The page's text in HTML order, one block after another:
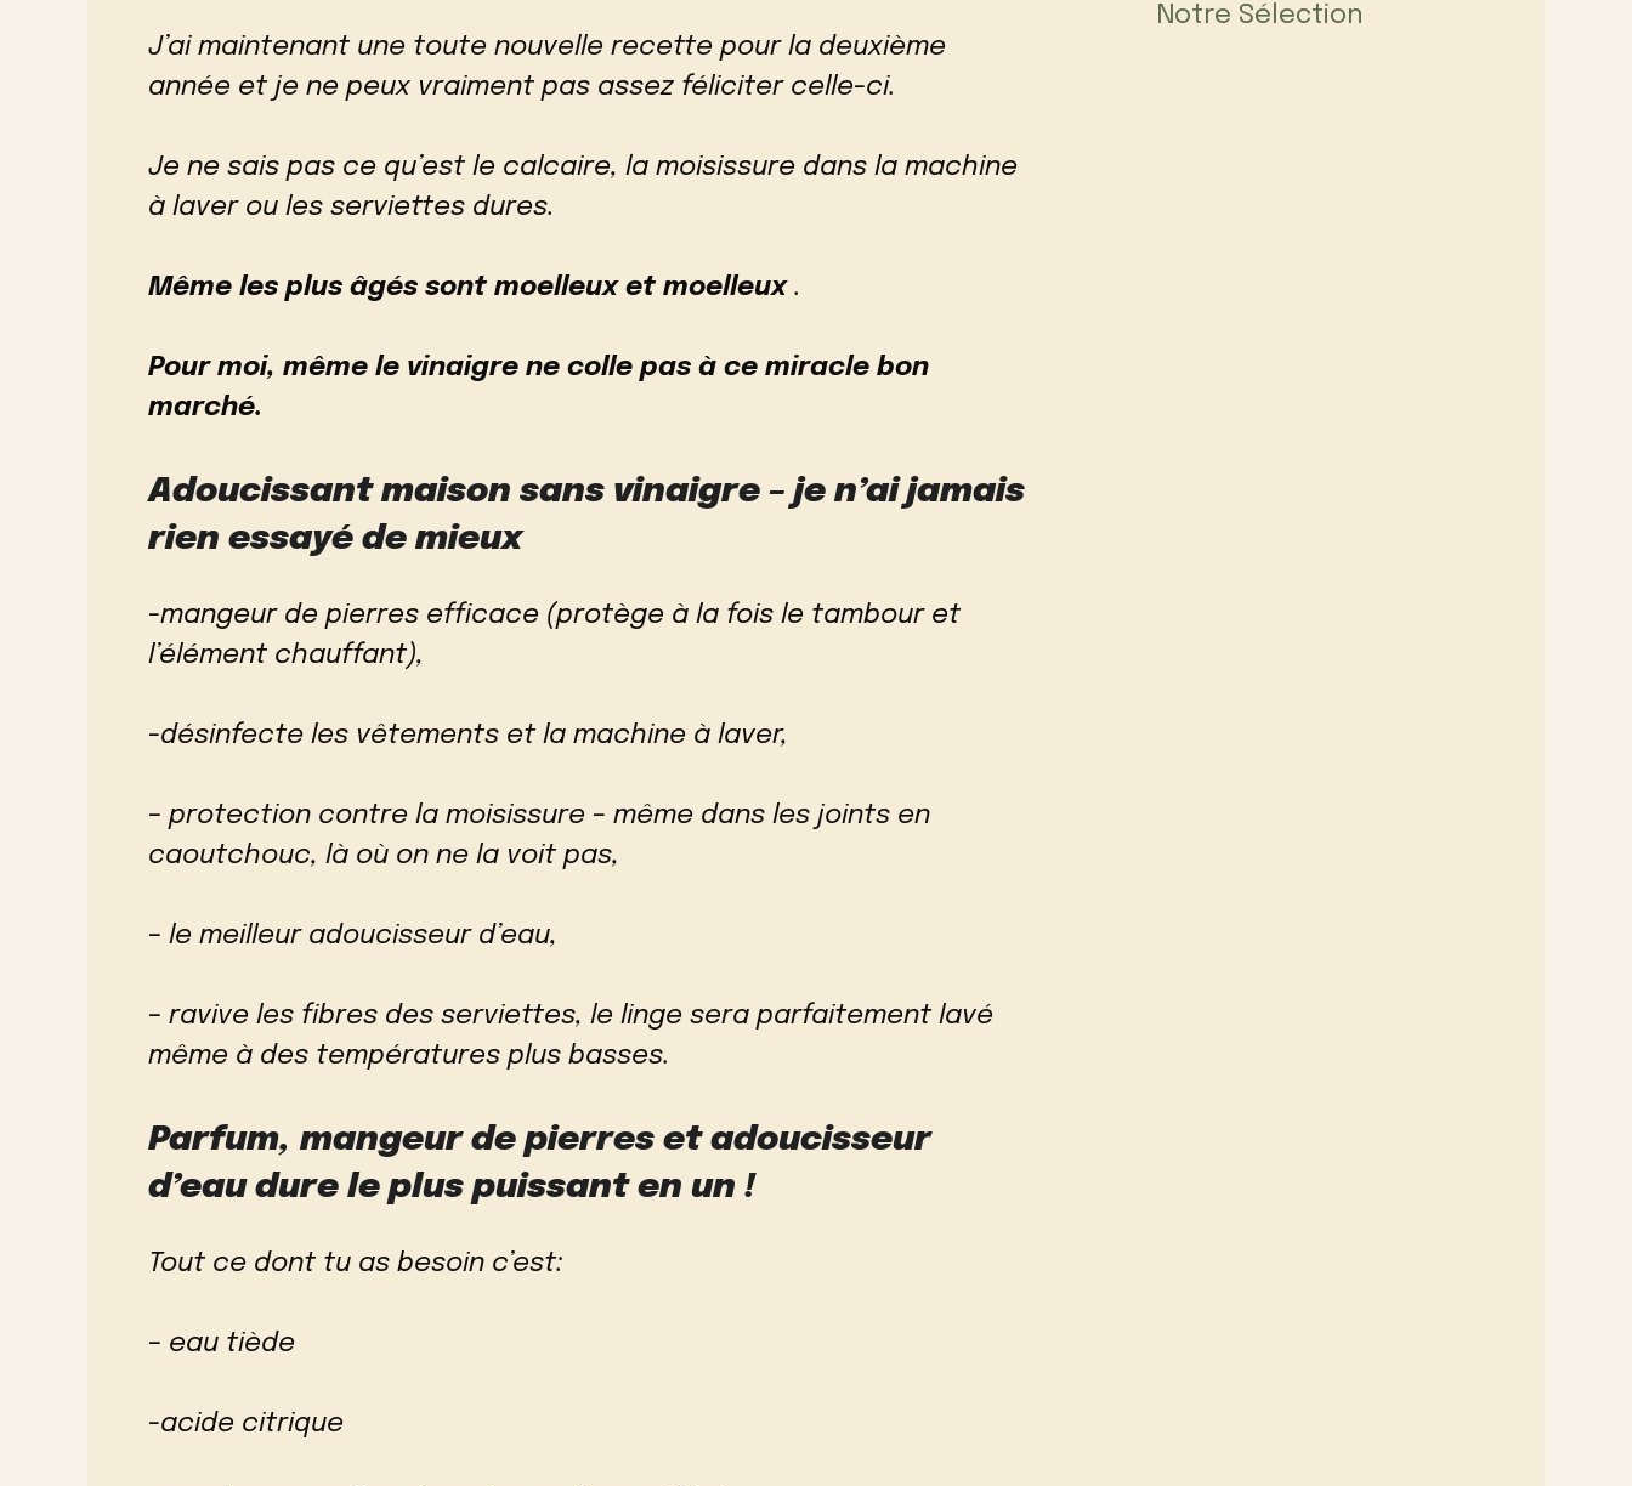
J’ai maintenant une toute nouvelle recette pour la deuxième
année et je ne peux vraiment pas assez féliciter celle-ci.
Je ne sais pas ce qu’est le calcaire, la moisissure dans la machine
à laver ou les serviettes dures.
Même les plus âgés sont moelleux et moelleux.
Pour moi, même le vinaigre ne colle pas à ce miracle bon
marché.
Adoucissant maison sans vinaigre – je n’ai jamais
rien essayé de mieux
-mangeur de pierres efficace (protège à la fois le tambour et
l’élément chauffant),
-désinfecte les vêtements et la machine à laver,
– protection contre la moisissure – même dans les joints en
caoutchouc, là où on ne la voit pas,
– le meilleur adoucisseur d’eau,
– ravive les fibres des serviettes, le linge sera parfaitement lavé
même à des températures plus basses.
Parfum, mangeur de pierres et adoucisseur
d’eau dure le plus puissant en un !
Tout ce dont tu as besoin c’est:
– eau tiède
-acide citrique
Notre Sélection